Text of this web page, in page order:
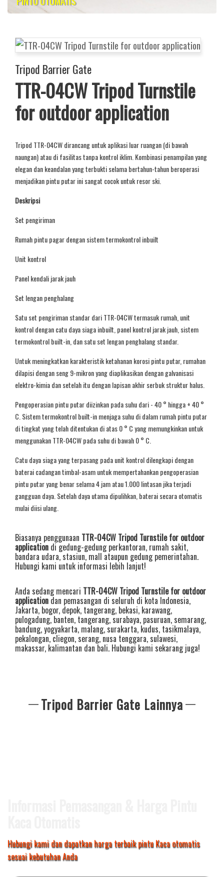
Tripod Barrier Gate
TTR-04CW Tripod Turnstile
for outdoor application
Tripod TTR-04CW dirancang untuk aplikasi luar ruangan (di bawah
naungan) atau di fasilitas tanpa kontrol iklim. Kombinasi penampilan yang
elegan dan keandalan yang terbukti selama bertahun-tahun beroperasi
menjadikan pintu putar ini sangat cocok untuk resor ski.
Deskripsi
Set pengiriman
Rumah pintu pagar dengan sistem termokontrol inbuilt
Unit kontrol
Panel kendali jarak jauh
Set lengan penghalang
Satu set pengiriman standar dari TTR-04CW termasuk rumah, unit
kontrol dengan catu daya siaga inbuilt, panel kontrol jarak jauh, sistem
termokontrol built-in, dan satu set lengan penghalang standar.
Untuk meningkatkan karakteristik ketahanan korosi pintu putar, rumahan
dilapisi dengan seng 9-mikron yang diaplikasikan dengan galvanisasi
elektro-kimia dan setelah itu dengan lapisan akhir serbuk struktur halus.
Pengoperasian pintu putar diizinkan pada suhu dari - 40 ° hingga + 40 °
C. Sistem termokontrol built-in menjaga suhu di dalam rumah pintu putar
di tingkat yang telah ditentukan di atas 0 ° C yang memungkinkan untuk
menggunakan TTR-04CW pada suhu di bawah 0 ° C.
Catu daya siaga yang terpasang pada unit kontrol dilengkapi dengan
baterai cadangan timbal-asam untuk mempertahankan pengoperasian
pintu putar yang benar selama 4 jam atau 1.000 lintasan jika terjadi
gangguan daya. Setelah daya utama dipulihkan, baterai secara otomatis
mulai diisi ulang.
Biasanya penggunaan TTR-04CW Tripod Turnstile for outdoor
application di gedung-gedung perkantoran, rumah sakit,
bandara udara, stasiun, mall ataupun gedung pemerintahan.
Hubungi kami untuk informasi lebih lanjut!
Anda sedang mencari TTR-04CW Tripod Turnstile for outdoor
application dan pemasangan di seluruh di kota Indonesia,
Jakarta, bogor, depok, tangerang, bekasi, karawang,
pulogadung, banten, tangerang, surabaya, pasuruan, semarang,
bandung,yogyakarta, malang, surakarta, kudus, tasikmalaya,
pekalongan, cliegon, serang, nusa tenggara, sulawesi,
makassar, kalimantan dan bali. Hubungi kami sekarang juga!
Tripod Barrier Gate Lainnya
Hubungi kami dan dapatkan harga terbaik pintu Kaca otomatis
sesuai kebutuhan Anda